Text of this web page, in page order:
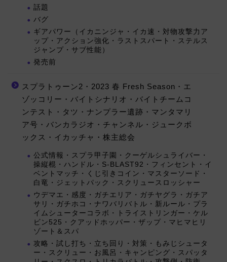
話題
バグ
ギアパワー（イカニンジャ・イカ速・対物攻撃力ア
ップ・アクション強化・ラストスパート・ステルス
ジャンプ・サブ性能）
発売前
スプラトゥーン2・2023 春 Fresh Season・エ
ゾッコリー・バイトシナリオ・バイトチームコ
ンテスト・タツ・ナンプラー遺跡・マンタマリ
ア号・バンカラジオ・チャンネル・ジュークボ
ックス・イカッチャ・株主総会
公式情報・スプラ甲子園・クーゲルシュライバー・
操縦棍・ハンドル・S-BLAST92・フィンセント・イ
ベントマッチ・くじ引きコイン・マスターソード・
白竜・ジェットパック・スクリュースロッシャー
ウデマエ・感度・ガチエリア・ガチヤグラ・ガチア
サリ・ガチホコ・ナワバリバトル・新ルール・プラ
イムシューターコラボ・トライストリンガー・ケル
ビン525・クアッドホッパー・ザップ・マヒマヒリ
ゾート＆スパ
攻略・試し打ち・立ち回り・対策・もみじシュータ
ー・スクリュー・お風呂・キャンピング・スパッタ